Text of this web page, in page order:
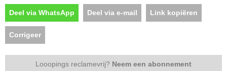
Deel via WhatsApp Deel via e-mail Link kopiëren
Corrigeer
Looopings reclamevrij? Neem een abonnement